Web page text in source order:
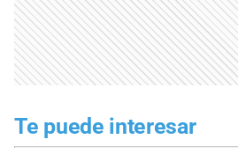
Te puede interesar